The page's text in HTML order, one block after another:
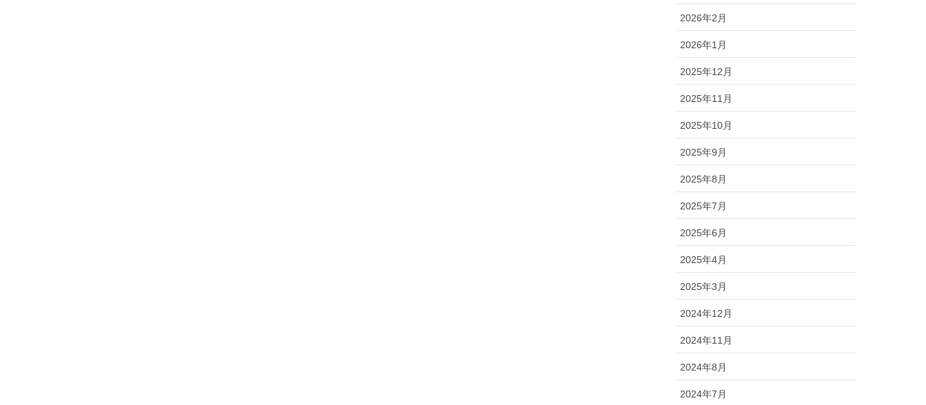
2026年2月
2026年1月
2025年12月
2025年11月
2025年10月
2025年9月
2025年8月
2025年7月
2025年6月
2025年4月
2025年3月
2024年12月
2024年11月
2024年8月
2024年7月